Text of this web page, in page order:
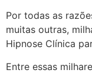
Por todas as
muitas outras,
Hipnose Clínica
Entre essas